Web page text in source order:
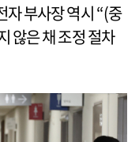
자 부사장 역시 “(중
않은 채 조정 절차